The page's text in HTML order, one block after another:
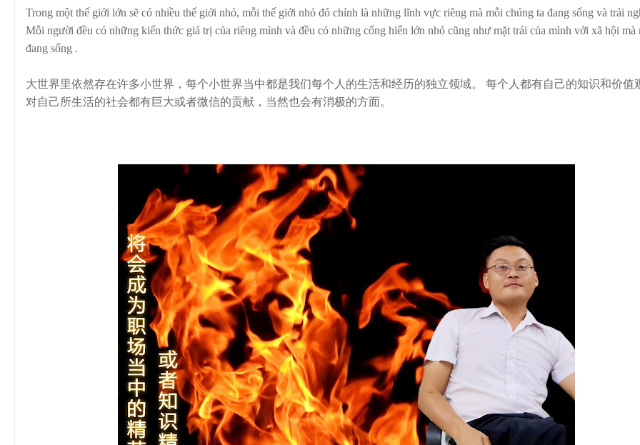
Trong một thế giới lớn sẽ có nhiều thế giới nhỏ, mỗi thế giới nhỏ đó chính là những lĩnh vực riêng mà mỗi chúng ta đang sống và trải
Mỗi người đều có những kiến thức giá trị của riêng mình và đều có những cống hiến lớn nhỏ cũng như mặt trái của mình với xã hội mà
đang sống .
大世界里依然存在许多小世界，每个小世界当中都是我们每个人的生活和经历的独立领域。 每个人都有自己的知识和价值
对自己所生活的社会都有巨大或者微信的贡献，当然也会有消极的方面。